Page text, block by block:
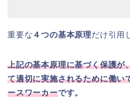
重要な ４つの基本原理だけ引用
上記の基本原理に基づく保護が
て適切に実施されるために働い
ースワーカーです。